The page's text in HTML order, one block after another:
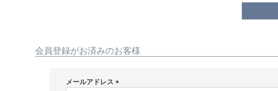
会員登録がお済みのお客様
メールアドレス